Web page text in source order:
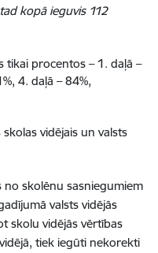
kopā ieguvis 112
tikai procentos – 1. daļā –
4. daļā – 84%,
vidējais un valsts
no skolēnu sasniegumiem
valsts vidējās
skolu vidējās vērtības
tiek iegūti nekorekti